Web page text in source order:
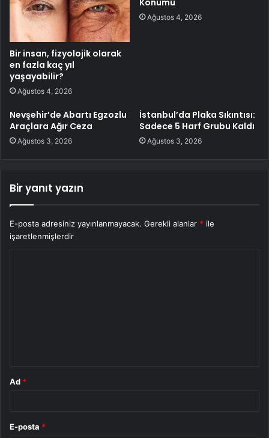
Bir insan, fizyolojik olarak
en fazla kaç yıl
yaşayabilir?
Ağustos 4, 2026
Ağustos 4, 2026
Nevşehir’de Abartı Egzozlu
Araçlara Ağır Ceza
Ağustos 3, 2026
İstanbul’da Plaka Sıkıntısı:
Sadece 5 Harf Grubu Kaldı
Ağustos 3, 2026
Bir yanıt yazın
E-posta adresiniz yayınlanmayacak. Gerekli alanlar * ile
işaretlenmişlerdir
Ad *
E-posta *